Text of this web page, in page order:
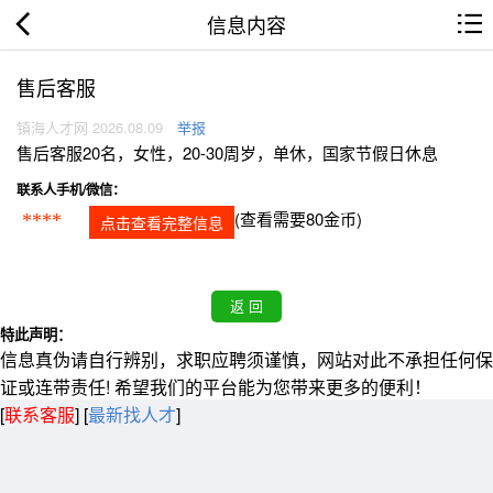
信息内容
售后客服
镇海人才网 2026.08.09 举报
售后客服20名，女性，20-30周岁，单休，国家节假日休息
联系人手机/微信：
**** 点击查看完整信息 (查看需要80金币)
特此声明：
信息真伪请自行辨别，求职应聘须谨慎，网站对此不承担任何保
证或连带责任! 希望我们的平台能为您带来更多的便利！
[联系客服] [最新找人才]